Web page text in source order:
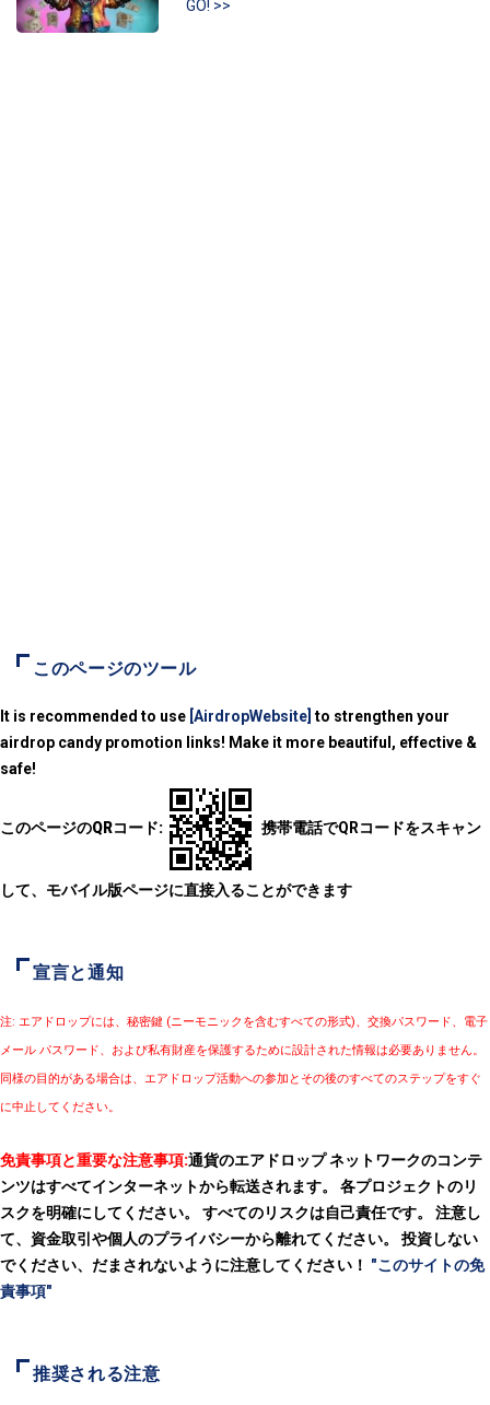
GO! >>
このページのツール
It is recommended to use [AirdropWebsite] to strengthen your
airdrop candy promotion links! Make it more beautiful, effective &
safe!
このページのQRコード: 携帯電話でQRコードをスキャン
して、モバイル版ページに直接入ることができます
宣言と通知
注: エアドロップには、秘密鍵 (ニーモニックを含むすべての形式)、交換パスワード、電子
メール パスワード、および私有財産を保護するために設計された情報は必要ありません。
同様の目的がある場合は、エアドロップ活動への参加とその後のすべてのステップをすぐ
に中止してください。
免責事項と重要な注意事項:通貨のエアドロップ ネットワークのコンテ
ンツはすべてインターネットから転送されます。 各プロジェクトのリ
スクを明確にしてください。 すべてのリスクは自己責任です。 注意し
て、資金取引や個人のプライバシーから離れてください。 投資しない
でください、だまされないように注意してください！ "このサイトの免
責事項"
推奨される注意